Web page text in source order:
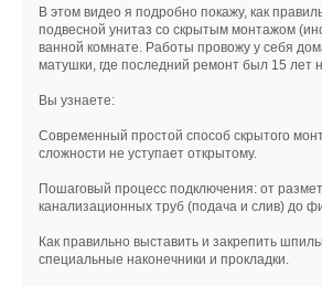
В этом видео я подробно покажу, как
подвесной унитаз со скрытым монтажом
ванной комнате. Работы провожу у себя
матушки, где последний ремонт был 15 лет
Вы узнаете:
Современный простой способ скрытого
сложности не уступает открытому.
Пошаговый процесс подключения: от
канализационных труб (подача и слив) до
Как правильно выставить и закрепить
специальные наконечники и прокладки.